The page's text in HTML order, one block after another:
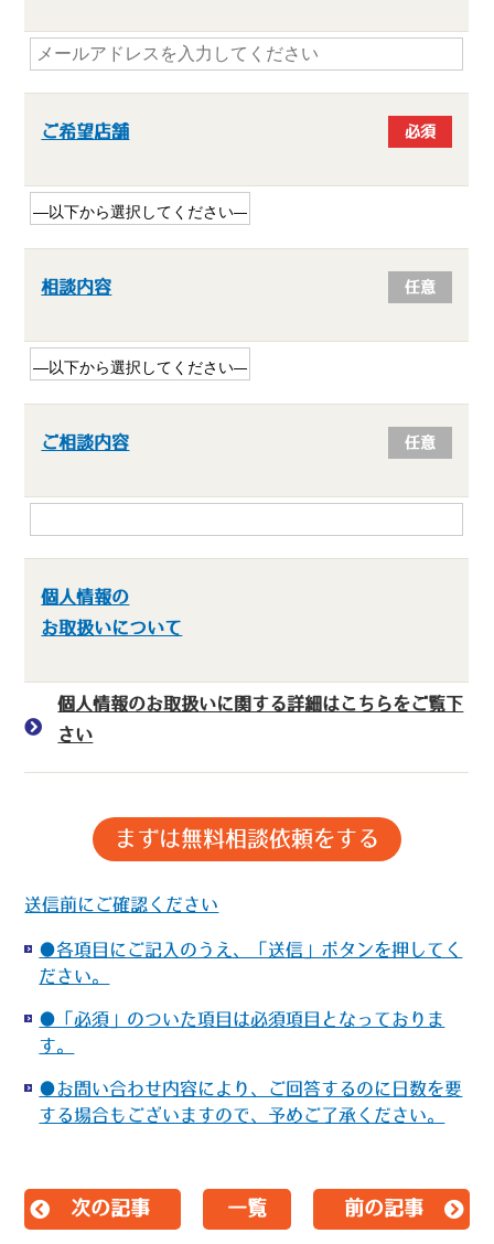
ご希望店舗 必須
相談内容 任意
ご相談内容 任意
個人情報の
お取扱いについて
個人情報のお取扱いに関する詳細はこちらをご覧下
さい
送信前にご確認ください
●各項目にご記入のうえ、「送信」ボタンを押してく
ださい。
●「必須」のついた項目は必須項目となっておりま
す。
●お問い合わせ内容により、ご回答するのに日数を要
する場合もございますので、予めご了承ください。
次の記事 一覧 前の記事